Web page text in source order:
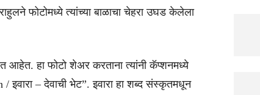
फोटोमध्ये त्यांच्या बाळाचा चेहरा उघड केलेला
हा फोटो शेअर करताना त्यांनी कॅप्शनमध्ये
– देवाची भेट”. इवारा हा शब्द संस्कृतमधून